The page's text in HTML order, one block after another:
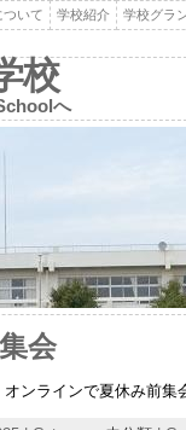
ついて 学校紹介
学校グラ
校
へ
会
オンラインで夏休み前集